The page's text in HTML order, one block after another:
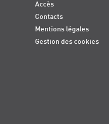
Accès
Contacts
Mentions légales
Gestion des cookies